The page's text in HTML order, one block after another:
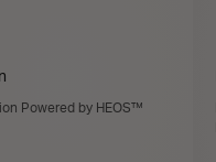
Powered by HEOS™